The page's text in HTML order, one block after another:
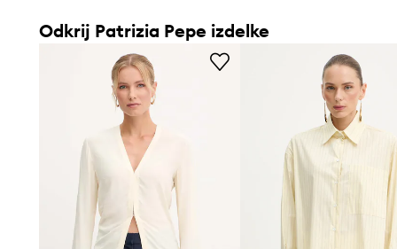
Odkrij Patrizia Pepe izdelke